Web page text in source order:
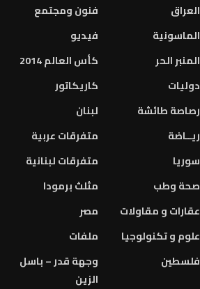
العراق
الماسونية
المنبر الحر
دوليات
رصاصة طائشة
ريــاضة
سوريا
صحة وطب
عقارات و مقاولات
علوم و تكنولوجيا
فلسطين
فنون ومجتمع
فيديو
كأس العالم 2014
كاريكاتور
لبنان
متفرقات عربية
متفرقات لبنانية
مثلث برمودا
مصر
ملفات
وجهة قدر – باسل
الزين